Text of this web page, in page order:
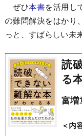
ぜひ本書を活用し
の難問解決をはかり
っと、すばらしい未
読
る
富増
＜内